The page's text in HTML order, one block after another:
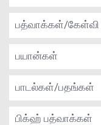
பத்வாக்கள்/கேள்வி
பயான்கள்
பாடல்கள்/பதங்கள்
பிக்ஹ் பத்வாக்கள்